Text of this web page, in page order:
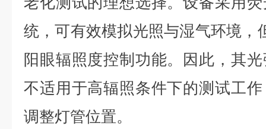
统，可有效模拟光照与湿气环境，
阳眼辐照度控制功能。因此，其
不适用于高辐照条件下的测试工
调整灯管位置。